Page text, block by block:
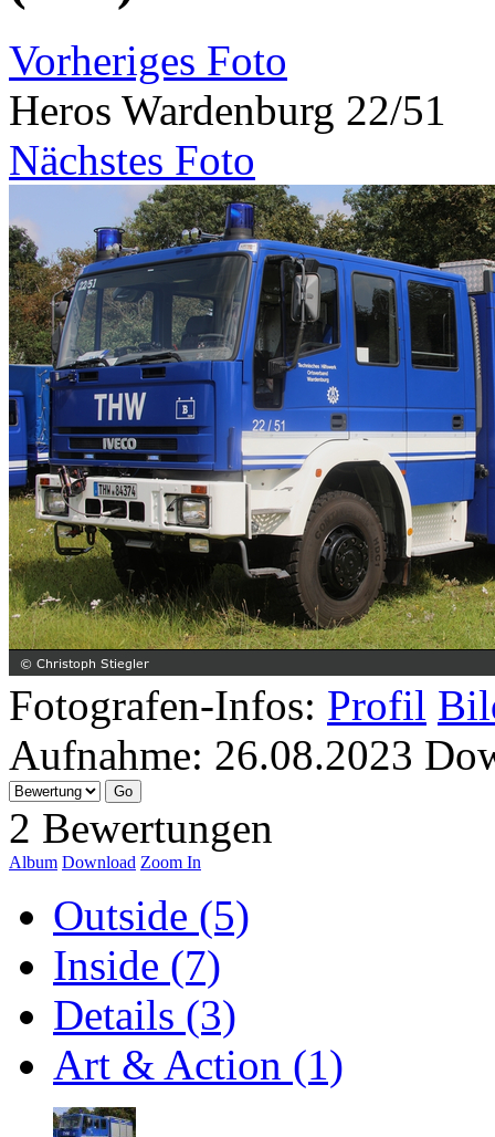
Vorheriges Foto
Heros Wardenburg 22/51
Nächstes Foto
Fotografen-Infos: Profil
Aufnahme: 26.08.2023
2 Bewertungen
Album Download Zoom In
Outside (5)
Inside (7)
Details (3)
Art & Action (1)